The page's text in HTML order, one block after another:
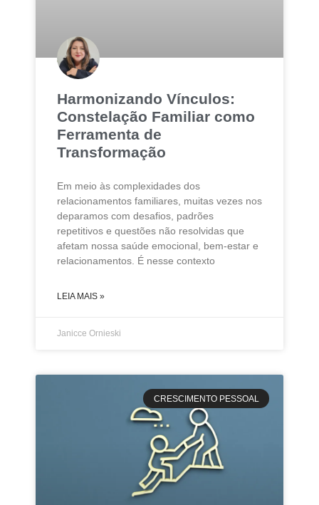
Harmonizando Vínculos:
Constelação Familiar como
Ferramenta de
Transformação
Em meio às complexidades dos
relacionamentos familiares, muitas vezes nos
deparamos com desafios, padrões
repetitivos e questões não resolvidas que
afetam nossa saúde emocional, bem-estar e
relacionamentos. É nesse contexto
LEIA MAIS »
Janicce Ornieski
CRESCIMENTO PESSOAL